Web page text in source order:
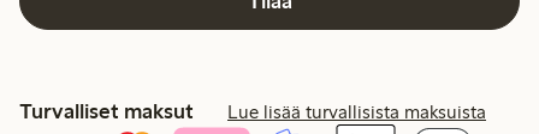
Turvalliset maksut Lue lisää turvallisista maksuista